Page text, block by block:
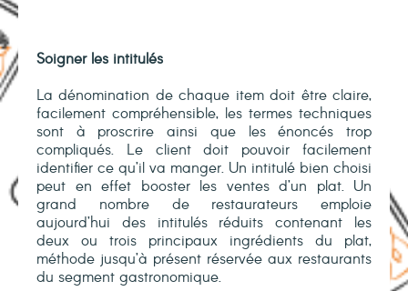
Soigner les intitulés
La dénomination de chaque item doit être claire,
facilement compréhensible, les termes techniques
sont à proscrire ainsi que les énoncés trop
compliqués. Le client doit pouvoir facilement
identifier ce qu’il va manger. Un intitulé bien choisi
peut en effet booster les ventes d’un plat. Un
grand nombre de restaurateurs emploie
aujourd’hui des intitulés réduits contenant les
deux ou trois principaux ingrédients du plat,
méthode jusqu’à présent réservée aux restaurants
du segment gastronomique.